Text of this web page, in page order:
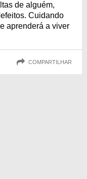
de alguém,
Cuidando
aprenderá a viver
COMPARTILHAR